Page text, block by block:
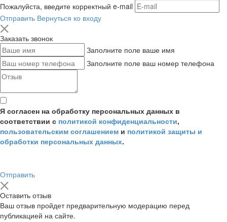
Пожалуйста, введите корректный e-mail
Отправить Вернуться ко входу
Заказать звонок
Заполните поле ваше имя
Заполните поле ваш номер телефона
Я согласен на обработку персональных данных в
соответствии с политикой конфиденциальности,
пользовательским соглашением и политикой защиты и
обработки персональных данных.
Отправить
Оставить отзыв
Ваш отзыв пройдет предварительную модерацию перед
публикацией на сайте.